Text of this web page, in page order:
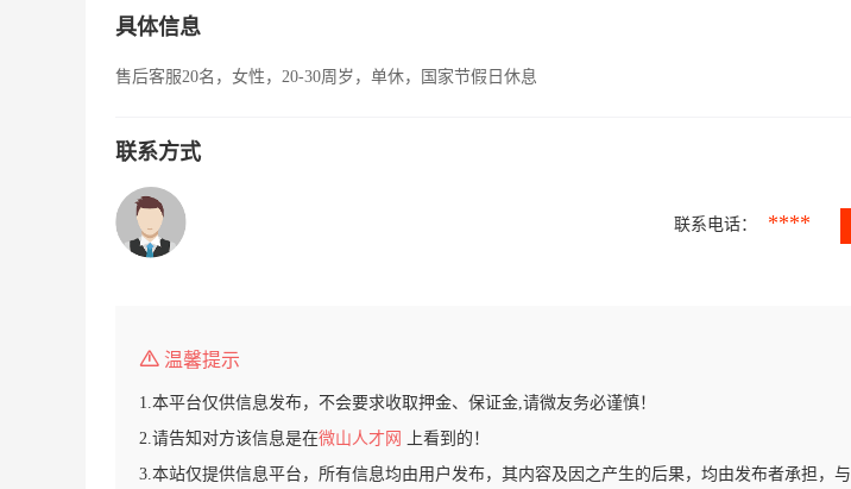
具体信息
售后客服20名，女性，20-30周岁，单休，国家节假日休息
联系方式
联系电话： ****
温馨提示
1.本平台仅供信息发布，不会要求收取押金、保证金,请微友务必谨慎！
2.请告知对方该信息是在微山人才网
上看到的！
3.本站仅提供信息平台，所有信息均由用户发布，其内容及因之产生的后果，均由发布者承担，与